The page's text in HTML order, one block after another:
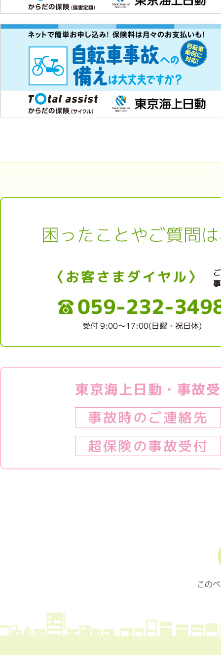
困ったことやご質問
〈お客さまダイヤル〉
059-232-
受付 9:00～17:00(日曜・祝日休)
東京海上日動・事故
事故時のご連絡先
超保険の事故受付